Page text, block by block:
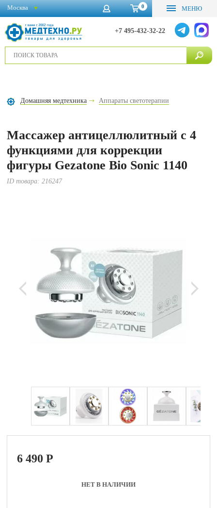
0 МЕНЮ
+7 495-432-32-22
Москва
Домашняя медтехника Аппараты светотерапии
Массажер антицеллюлитный с 4
функциями для коррекции
фигуры Gezatone Bio Sonic 1140
ID товара:216247
6 490P
НЕТ В НАЛИЧИИ